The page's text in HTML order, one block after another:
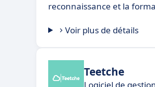
reconnaissance et la
Voir plus de détails
Teetche
Logiciel de